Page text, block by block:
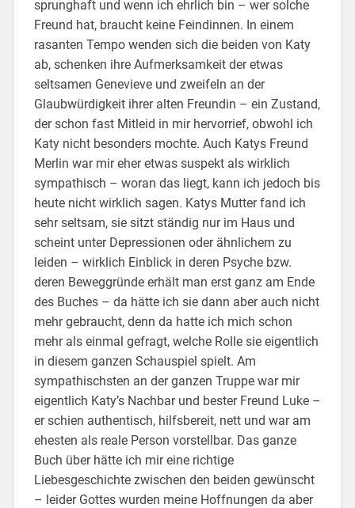
sprunghaft und wenn ich ehrlich bin – wer solche
Freund hat, braucht keine Feindinnen. In einem
rasanten Tempo wenden sich die beiden von Katy
ab, schenken ihre Aufmerksamkeit der etwas
seltsamen Genevieve und zweifeln an der
Glaubwürdigkeit ihrer alten Freundin – ein Zustand,
der schon fast Mitleid in mir hervorrief, obwohl ich
Katy nicht besonders mochte. Auch Katys Freund
Merlin war mir eher etwas suspekt als wirklich
sympathisch – woran das liegt, kann ich jedoch bis
heute nicht wirklich sagen. Katys Mutter fand ich
sehr seltsam, sie sitzt ständig nur im Haus und
scheint unter Depressionen oder ähnlichem zu
leiden – wirklich Einblick in deren Psyche bzw.
deren Beweggründe erhält man erst ganz am Ende
des Buches – da hätte ich sie dann aber auch nicht
mehr gebraucht, denn da hatte ich mich schon
mehr als einmal gefragt, welche Rolle sie eigentlich
in diesem ganzen Schauspiel spielt. Am
sympathischsten an der ganzen Truppe war mir
eigentlich Katy’s Nachbar und bester Freund Luke –
er schien authentisch, hilfsbereit, nett und war am
ehesten als reale Person vorstellbar. Das ganze
Buch über hätte ich mir eine richtige
Liebesgeschichte zwischen den beiden gewünscht
– leider Gottes wurden meine Hoffnungen da aber